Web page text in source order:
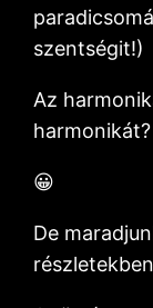
szentségit!)
Az
harmonikát?
😀
De